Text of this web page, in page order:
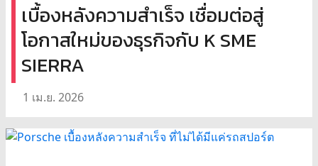
เบื้องหลังความสำเร็จ เชื่อมต่อสู่
โอกาสใหม่ของธุรกิจกับ K SME
SIERRA
1 เม.ย. 2026